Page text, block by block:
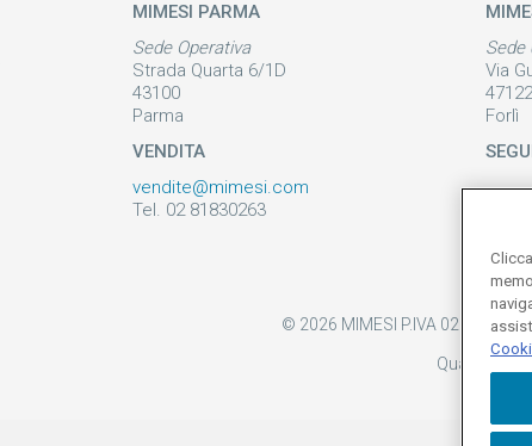
MIMESI PARMA
Sede Operativa
Strada Quarta 6/1D
43100
Parma
VENDITA
vendite@mimesi.com
Tel. 02 81830263
Sede
Via
47122
Forlì
© 2026 MIMESI P.IVA
Qualità